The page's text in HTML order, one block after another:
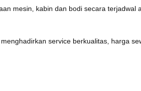
mesin, kabin dan bodi secara
service berkualitas, harga